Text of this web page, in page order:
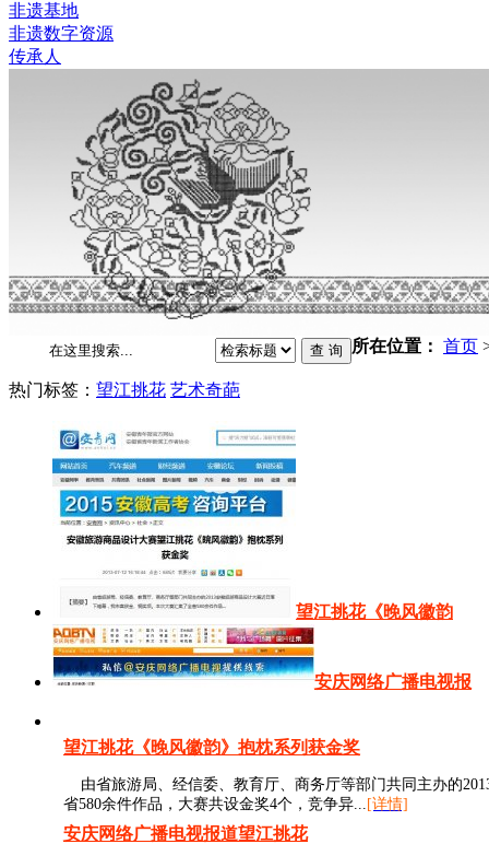
非遗基地
非遗数字资源
传承人
所在位置： 首页
热门标签： 望江挑花 艺术奇葩
望江挑花《晚风徽韵
安庆网络广播电视报
望江挑花《晚风徽韵》抱枕系列获金奖
由省旅游局、经信委、教育厅、商务厅等部门共同主办的
省580余件作品，大赛共设金奖4个，竞争异... [详情]
安庆网络广播电视报道望江挑花